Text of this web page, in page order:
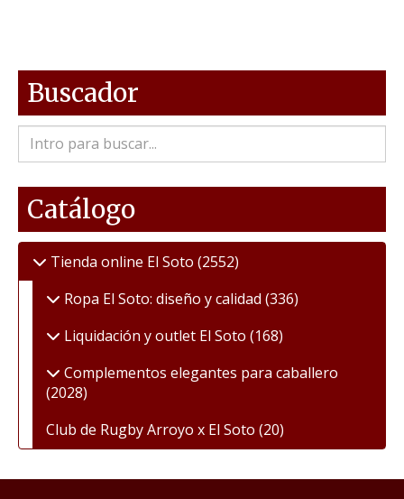
Buscador
Catálogo
Tienda online El Soto (2552)
Ropa El Soto: diseño y calidad (336)
Liquidación y outlet El Soto (168)
Complementos elegantes para caballero
(2028)
Club de Rugby Arroyo x El Soto (20)